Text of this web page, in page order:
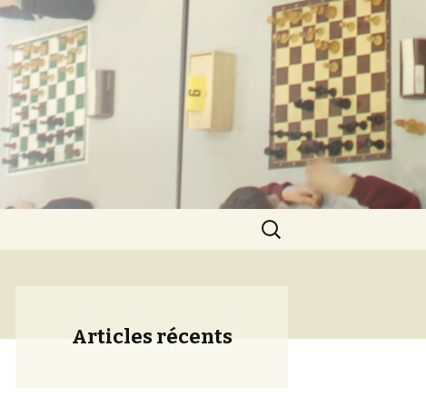
Rechercher :
Articles récents